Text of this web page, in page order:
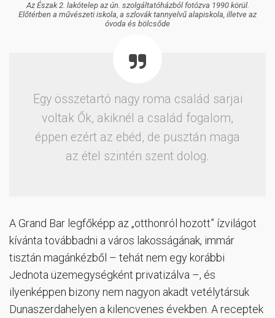
Az Észak 2. lakótelep az ún. szolgáltatóházból fotózva 1990 körül.
Előtérben a művészeti iskola, a szlovák tannyelvű alapiskola, illetve az
óvoda és bölcsőde
Egy összetartó nagy roma család sarjai
voltak Ők, akiknél a család fogalom,
éppen ezért az ebéd, de pusztán maga
az étel szintén szent dolog.
A Grand Bar legfőképp az „otthonról hozott” ízvilágot
kívánta továbbadni a város lakosságának, immár
tisztán magánkézből – tehát nem egy korábbi
Jednota üzemegységként privatizálva –, és
ilyenképpen bizony nem nagyon akadt vetélytársuk
Dunaszerdahelyen a kilencvenes években. A receptek